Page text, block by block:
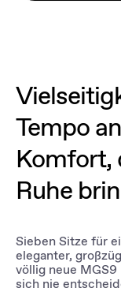
Tempo
Komfort,
Ruhe
Sieben Sitze für
eleganter,
völlig neue MGS9
sich nie